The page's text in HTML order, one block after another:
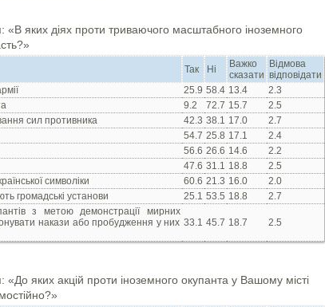
«В яких діях проти триваючого масштабного іноземного
Так Ні
Важко
сказати
Відмова
відповідати
25.9 58.4 13.4
2.3
9.2 72.7 15.7
2.5
сил противника
42.3 38.1 17.0
2.7
54.7 25.8 17.1
2.4
56.6 26.6 14.6
2.2
47.6 31.1 18.8
2.5
символіки
60.6 21.3 16.0
2.0
громадські установи
25.1 53.5 18.8
2.7
з метою демонстрації мирних
накази або пробудження у них 33.1 45.7 18.7 2.5
«До яких акцій проти іноземного окупанта у Вашому місті